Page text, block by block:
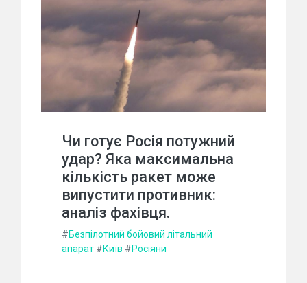
Чи готує Росія потужний
удар? Яка максимальна
кількість ракет може
випустити противник:
аналіз фахівця.
#Безпілотний бойовий літальний
апарат #Київ #Росіяни